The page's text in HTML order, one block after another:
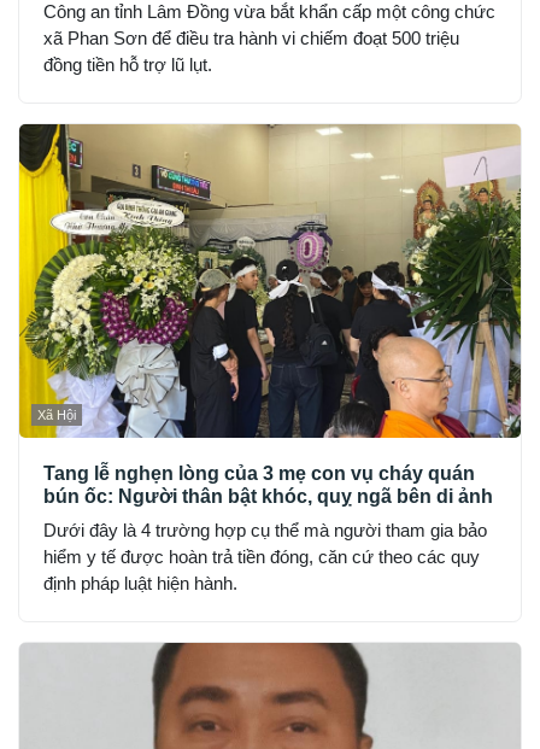
Công an tỉnh Lâm Đồng vừa bắt khẩn cấp một công chức
xã Phan Sơn để điều tra hành vi chiếm đoạt 500 triệu
đồng tiền hỗ trợ lũ lụt.
Xã Hội
Tang lễ nghẹn lòng của 3 mẹ con vụ cháy quán
bún ốc: Người thân bật khóc, quỵ ngã bên di ảnh
Dưới đây là 4 trường hợp cụ thể mà người tham gia bảo
hiểm y tế được hoàn trả tiền đóng, căn cứ theo các quy
định pháp luật hiện hành.